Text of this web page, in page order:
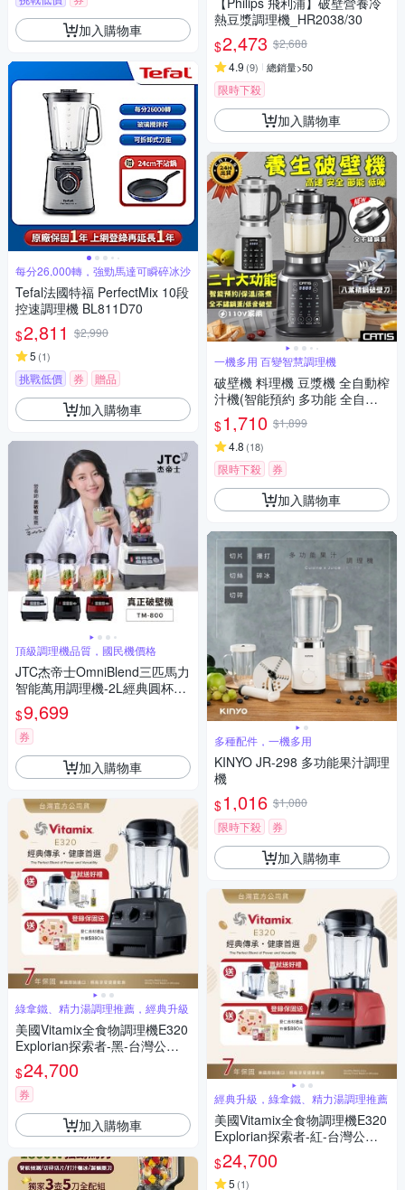
加入購物車
每分26,000轉，強勁馬達可瞬碎冰沙
Tefal法國特福 PerfectMix 10段
控速調理機 BL811D70
$2,811 $2,990
5 (1)
挑戰低價 券 贈品
加入購物車
頂級調理機品質，國民機價格
JTC杰帝士OmniBlend三匹馬力
智能萬用調理機-2L經典圓杯T
M-800-3色-台灣公司貨
$9,699
券
加入購物車
綠拿鐵、精力湯調理推薦，經典升級
美國Vitamix全食物調理機E320
Explorian探索者-黑-台灣公司
貨-陳月卿推薦【送工具組】-G
L
$24,700
券
加入購物車
熱豆漿調理機_HR2038/30
$2,473 $2,688
4.9 (9) 總銷量>50
限時下殺
加入購物車
一機多用 百變智慧調理機
破壁機 料理機 豆漿機 全自動榨
汁機(智能預約 多功能 全自動
調理機)
$1,710 $1,899
4.8 (18)
限時下殺 券
加入購物車
多種配件，一機多用
KINYO JR-298 多功能果汁調理
機
$1,016 $1,080
限時下殺
券
加入購物車
經典升級，綠拿鐵、精力湯調理推薦
美國Vitamix全食物調理機E320
Explorian探索者-紅-台灣公司
貨-陳月卿推薦【送工具組】-G
L
$24,700
5 (1)